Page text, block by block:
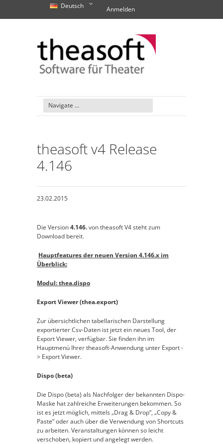
Deutsch Anmelden
theasoft v4 Release
4.146
23.02.2015
Die Version4.146.von theasoft V4 steht zum
Download bereit.
Hauptfeatures der neuen Version 4.146.x im
Überblick:
Modul: thea.dispo
Export Viewer (thea.export)
Zur übersichtlichen tabellarischen Darstellung
exportierter Csv-Daten ist jetzt ein neues Tool, der
Export Viewer, verfügbar. Sie finden ihn im
Hauptmenü Ihrer theasoft-Anwendung unter Export -
> Export Viewer.
Dispo (beta)
Die Dispo (beta) als Nachfolger der bekannten Dispo-
Maske hat zahlreiche Erweiterungen bekommen. So
ist es jetzt möglich, mittels „Drag & Drop“, „Copy &
Paste“ oder auch über die Verwendung von Shortcuts
zu arbeiten. Veranstaltungen können so leicht
verschoben, kopiert und angelegt werden.